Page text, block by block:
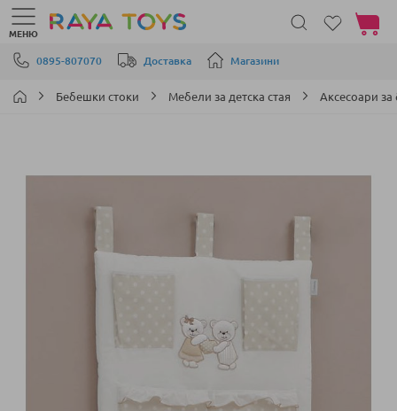
Прескачане към съдържанието
0895-807070 Доставка Магазини
МЕНЮ
Моята
Бебешки стоки Мебели за детска стая Аксесоари
изображенията